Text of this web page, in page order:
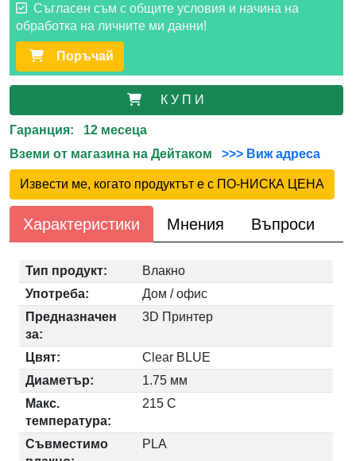
Съгласен съм с общите условия и начина на
обработка на личните ми данни!
Поръчай
К У П И
Гаранция: 12 месеца
Вземи от магазина на Дейтаком
>>> Виж адреса
Извести ме, когато продуктът е с ПО-НИСКА ЦЕНА
Характеристики Мнения Въпроси
Тип продукт:
Влакно
Употреба:
Дом / офис
Предназначен
за:
3D Принтер
Цвят:
Clear BLUE
Диаметър:
1.75 мм
Макс.
температура:
215 C
Съвместимо
PLA